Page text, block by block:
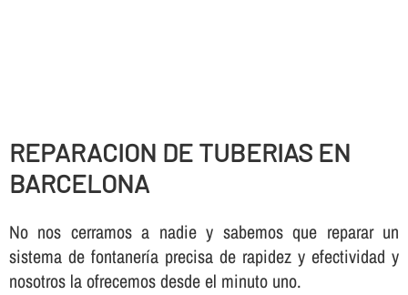
REPARACION DE TUBERIAS EN
BARCELONA
No nos cerramos a nadie y sabemos que reparar un
sistema de fontanerí­a precisa de rapidez y efectividad y
nosotros la ofrecemos desde el minuto uno.